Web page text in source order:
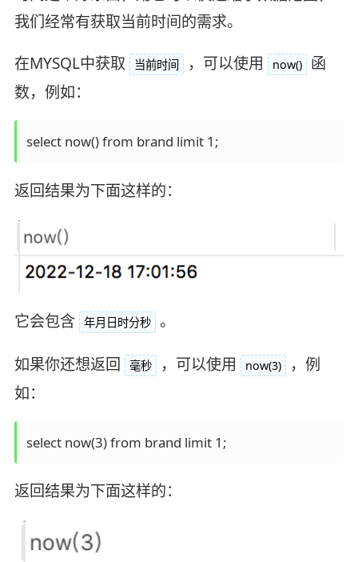
我们经常有获取当前时间的需求。
在MYSQL中获取
当前时间 ，可以使用 now()
函
数，例如：
select now() from brand limit 1;
返回结果为下面这样的：
它会包含 年月日时分秒 。
如果你还想返回 毫秒 ，可以使用 now(3)
，例
如：
select now(3) from brand limit 1;
返回结果为下面这样的：